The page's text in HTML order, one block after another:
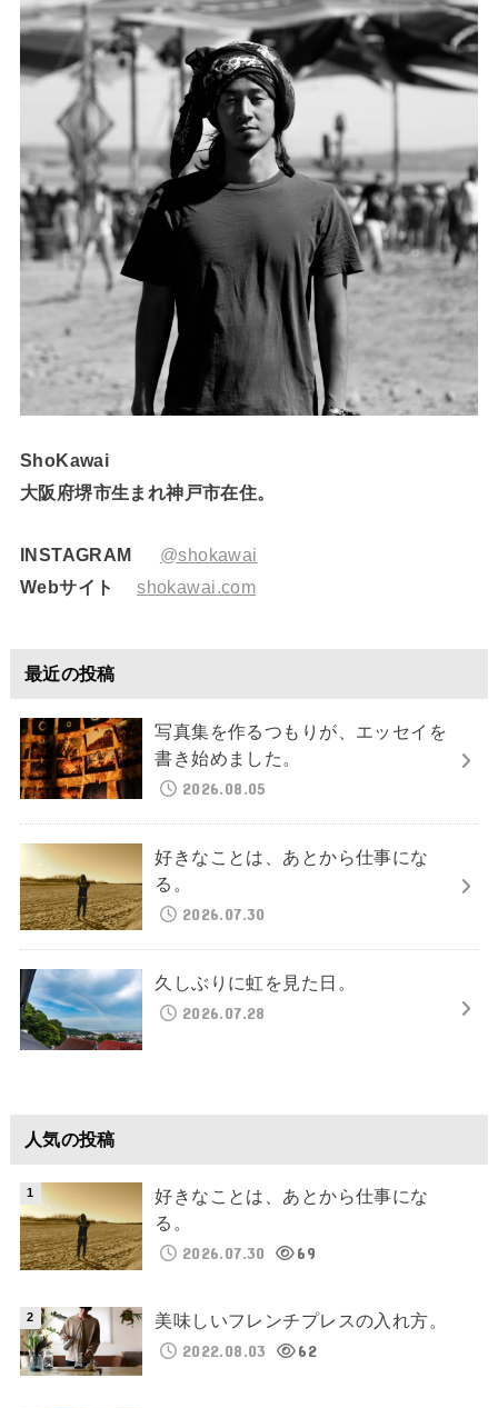
ShoKawai
大阪府堺市生まれ神戸市在住。
INSTAGRAM
@shokawai
Webサイト
shokawai.com
最近の投稿
写真集を作るつもりが、エッセイを
書き始めました。
2026.08.05
好きなことは、あとから仕事にな
る。
2026.07.30
久しぶりに虹を見た日。
2026.07.28
人気の投稿
好きなことは、あとから仕事にな
る。
2026.07.30
69
美味しいフレンチプレスの入れ方。
2022.08.03
62